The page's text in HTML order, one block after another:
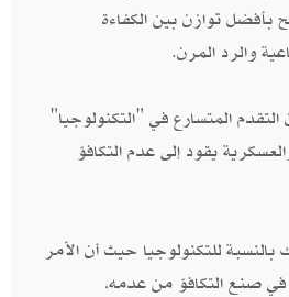
بأفضل توازن بين الكفاءة
والرد المرن.
المتسارع في "التكنولوجيا"
يقود إلى عدم التكافؤ
للتكنولوجيا حيث أن الأمر
صنع التكافؤ من عدمه،